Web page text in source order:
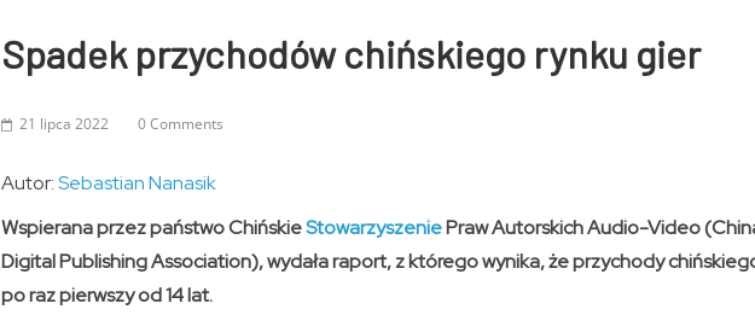
Spadek przychodów chińskiego rynku gier
21 lipca 2022 0 Comments
Autor:Sebastian Nanasik
Wspierana przez państwo ChińskieStowarzyszeniePraw Autorskich Audio-Video
Digital Publishing Association), wydała raport, z którego wynika, że przychody
po raz pierwszy od 14 lat.